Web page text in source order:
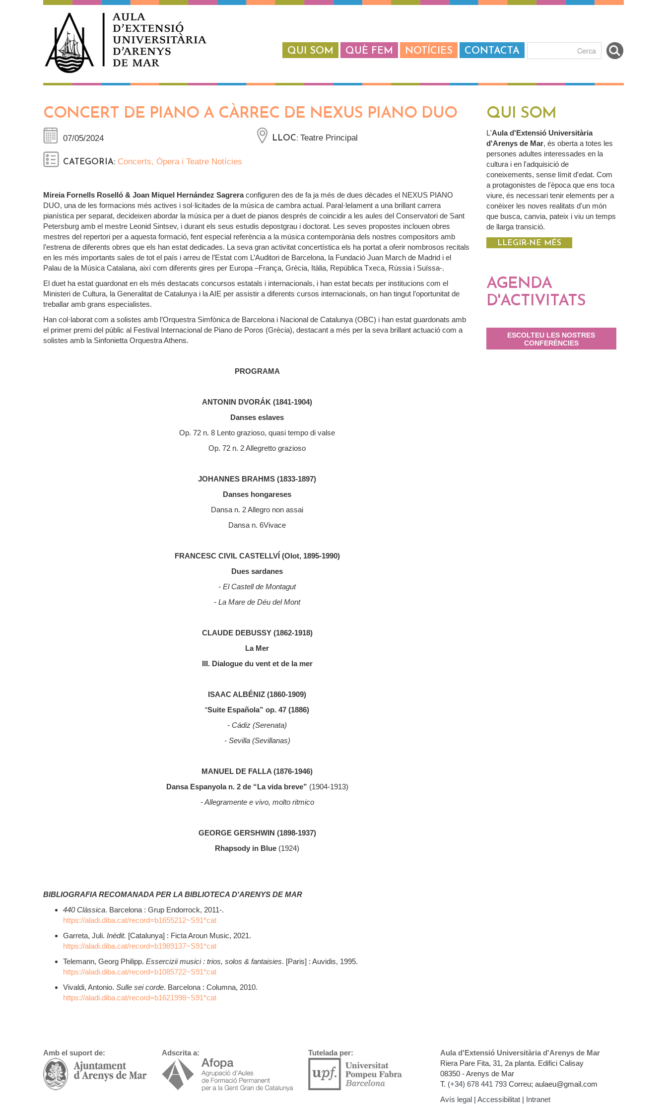
Vés al contingut
QUI SOM QUÈ FEM NOTÍCIES CONTACTA
Formulari de
CONCERT DE PIANO A CÀRREC DE NEXUS PIANO DUO
07/05/2024 LLOC: Teatre Principal
CATEGORIA: Concerts, Òpera i Teatre Notícies
Mireia Fornells Roselló & Joan Miquel Hernández Sagreraconfiguren des de fa ja més de dues dècades el NEXUS PIANO
DUO, una de les formacions més actives i sol·licitades de la música de cambra actual. Paral·lelament a una brillant carrera
pianística per separat, decideixen abordar la música per a duet de pianos després de coincidir a les aules del Conservatori de Sant
Petersburg amb el mestre Leonid Sintsev, i durant els seus estudis depostgrau i doctorat. Les seves propostes inclouen obres
mestres del repertori per a aquesta formació, fent especial referència a la música contemporània dels nostres compositors amb
l’estrena de diferents obres que els han estat dedicades. La seva gran activitat concertística els ha portat a oferir nombrosos recitals
en les més importants sales de tot el país i arreu de l’Estat com L’Auditori de Barcelona, la Fundació Juan March de Madrid i el
Palau de la Música Catalana, així com diferents gires per Europa –França, Grècia, Itàlia, República Txeca, Rússia i Suïssa-.
El duet ha estat guardonat en els més destacats concursos estatals i internacionals, i han estat becats per institucions com el
Ministeri de Cultura, la Generalitat de Catalunya i la AIE per assistir a diferents cursos internacionals, on han tingut l’oportunitat de
treballar amb grans especialistes.
Han col·laborat com a solistes amb l’Orquestra Simfònica de Barcelona i Nacional de Catalunya (OBC) i han estat guardonats amb
el primer premi del públic al Festival Internacional de Piano de Poros (Grècia), destacant a més per la seva brillant actuació com a
solistes amb la Sinfonietta Orquestra Athens.
PROGRAMA
ANTONIN DVORÁK (1841-1904)
Danses eslaves
Op. 72 n. 8 Lento grazioso, quasi tempo di valse
Op. 72 n. 2 Allegretto grazioso
JOHANNES BRAHMS (1833-1897)
Danses hongareses
Dansa n. 2 Allegro non assai
Dansa n. 6Vivace
FRANCESC CIVIL CASTELLVÍ (Olot, 1895-1990)
Dues sardanes
- El Castell de Montagut
- La Mare de Déu del Mont
CLAUDE DEBUSSY (1862-1918)
La Mer
III. Dialogue du vent et de la mer
ISAAC ALBÉNIZ (1860-1909)
“Suite Española” op. 47 (1886)
- Cádiz (Serenata)
- Sevilla (Sevillanas)
MANUEL DE FALLA (1876-1946)
Dansa Espanyola n. 2 de “La vida breve” (1904-1913)
- Allegramente e vivo, molto ritmico
GEORGE GERSHWIN (1898-1937)
Rhapsody in Blue (1924)
BIBLIOGRAFIA RECOMANADA PER LA BIBLIOTECA D'ARENYS DE MAR
440 Clàssica. Barcelona : Grup Endorrock, 2011-.
https://aladi.diba.cat/record=b1655212~S91*cat
Garreta, Juli. Inèdit. [Catalunya] : Ficta Aroun Music, 2021.
https://aladi.diba.cat/record=b1989137~S91*cat
Telemann, Georg Philipp. Essercizii musici : trios, solos & fantaisies. [Paris] : Auvidis, 1995.
https://aladi.diba.cat/record=b1085722~S91*cat
Vivaldi, Antonio. Sulle sei corde. Barcelona : Columna, 2010.
https://aladi.diba.cat/record=b1621998~S91*cat
QUI SOM
L'Aula d'Extensió Universitària
d'Arenys de Mar, és oberta a totes les
persones adultes interessades en la
cultura i en l'adquisició de
coneixements, sense límit d'edat. Com
a protagonistes de l'època que ens toca
viure, és necessari tenir elements per a
conèixer les noves realitats d'un món
que busca, canvia, pateix i viu un temps
de llarga transició.
LLEGIR-NE MÉS
AGENDA
D'ACTIVITATS
ESCOLTEU LES NOSTRES
CONFERÈNCIES
Amb el suport de: Adscrita a: Tutelada per:
Aula d'Extensió Universitària d'Arenys de Mar
Riera Pare Fita, 31, 2a planta. Edifici Calisay
08350 - Arenys de Mar
T. (+34) 678 441 793 Correu; aulaeu@gmail.com
Avís legal | Accessibilitat | Intranet